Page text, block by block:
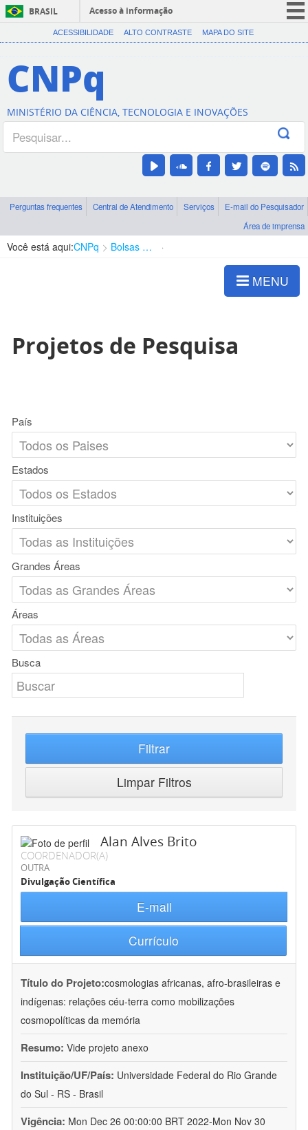
BRASIL
Acesso à informação
CORONAVÍRUS (COVID-19)
Canais
ACESSIBILIDADE ALTO CONTRASTE MAPA DO SITE
CNPq
MINISTÉRIO DA CIÊNCIA, TECNOLOGIA E INOVAÇÕES
Perguntas frequentes Central de Atendimento Serviços
E-mail do Pesquisador
Área de imprensa
Você está aqui:CNPq Bolsas e Auxílios Vigentes
MENU
Projetos de Pesquisa
País
Estados
Instituições
Grandes Áreas
Áreas
Busca
Filtrar
Limpar Filtros
Alan Alves Brito
COORDENADOR(A)
OUTRA
Divulgação Científica
E-mail
Currículo
Título do Projeto:cosmologias africanas, afro-brasileiras e
indígenas: relações céu-terra como mobilizações
cosmopolíticas da memória
Resumo: Vide projeto anexo
Instituição/UF/País: Universidade Federal do Rio Grande
do Sul - RS - Brasil
Vigência: Mon Dec 26 00:00:00 BRT 2022-Mon Nov 30